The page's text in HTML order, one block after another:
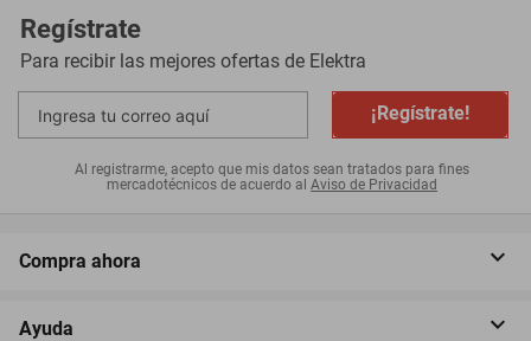
Regístrate
Para recibir las mejores ofertas de Elektra
¡Regístrate!
Al registrarme, acepto que mis datos sean tratados para fines
mercadotécnicos de acuerdo al Aviso de Privacidad
Compra ahora
Ayuda